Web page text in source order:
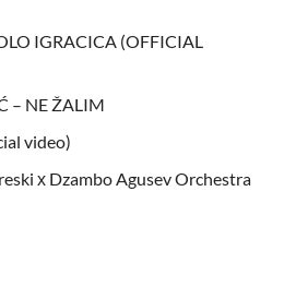
IGRACICA (OFFICIAL
– NE ŽALIM
video)
х Dzambo Agusev Orchestra